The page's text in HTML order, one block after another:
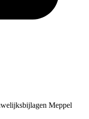
Meppel